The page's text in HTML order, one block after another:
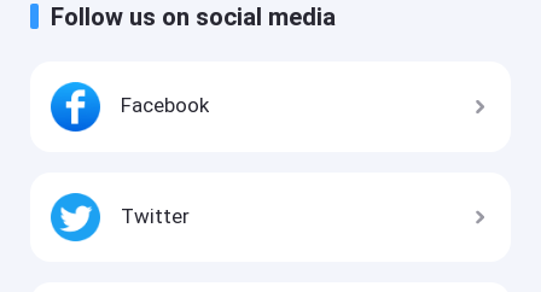
Follow us on social media
Facebook
Twitter